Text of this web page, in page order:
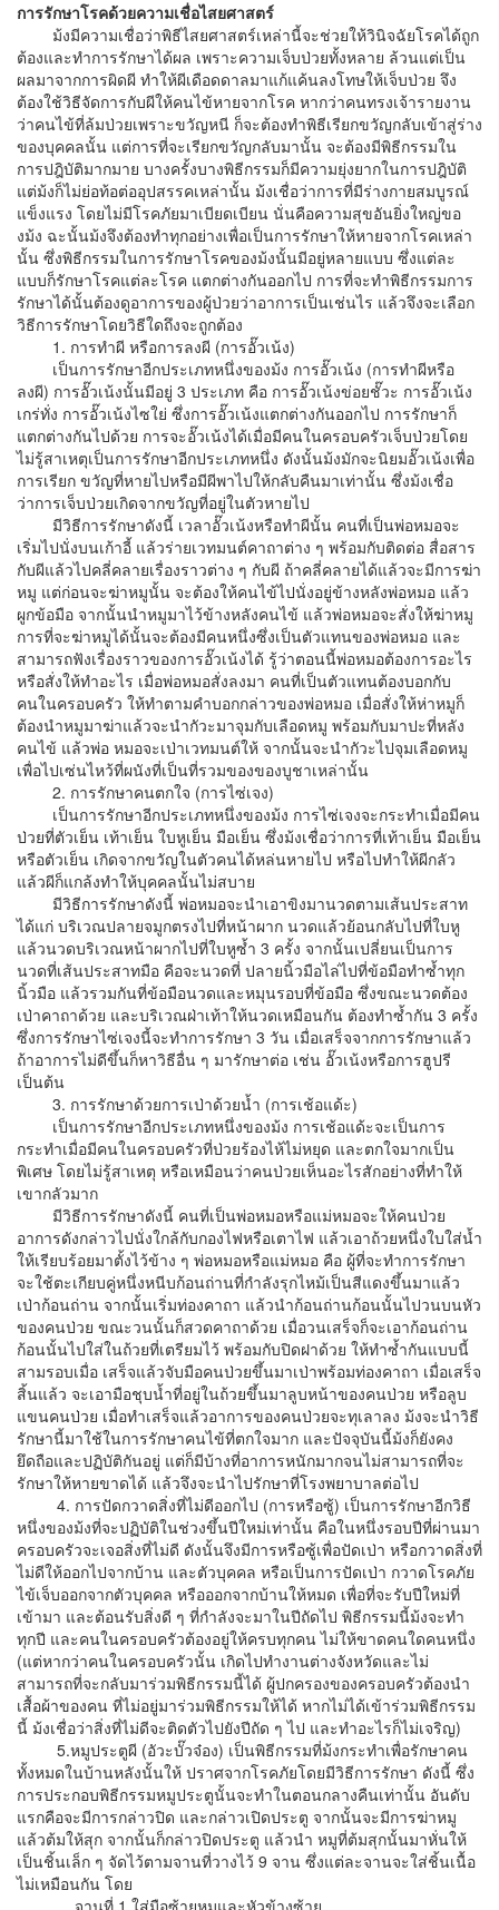
การรักษาโรคด้วยความเชื่อไสยศาสตร์
ม้งมีความเชื่อว่าพิธีไสยศาสตร์เหล่านี้จะช่วยให้วินิจฉัยโรคได้ถูก
ต้องและทำการรักษาได้ผล เพราะความเจ็บป่วยทั้งหลาย ล้วนแต่เป็น
ผลมาจากการผิดผี ทำให้ผีเดือดดาลมาแก้แค้นลงโทษให้เจ็บป่วย จึง
ต้องใช้วิธีจัดการกับผีให้คนไข้หายจากโรค หากว่าคนทรงเจ้ารายงาน
ว่าคนไข้ที่ล้มป่วยเพราะขวัญหนี ก็จะต้องทำพิธีเรียกขวัญกลับเข้าสู่ร่าง
ของบุคคลนั้น แต่การที่จะเรียกขวัญกลับมานั้น จะต้องมีพิธีกรรมใน
การปฎิบัติมากมาย บางครั้งบางพิธีกรรมก็มีความยุ่งยากในการปฎิบัติ
แต่ม้งก็ไม่ย่อท้อต่ออุปสรรคเหล่านั้น ม้งเชื่อว่าการที่มีร่างกายสมบูรณ์
แข็งแรง โดยไม่มีโรคภัยมาเบียดเบียน นั่นคือความสุขอันยิ่งใหญ่ขอ
งม้ง ฉะนั้นม้งจึงต้องทำทุกอย่างเพื่อเป็นการรักษาให้หายจากโรคเหล่า
นั้น ซึ่งพิธีกรรมในการรักษาโรคของม้งนั้นมีอยู่หลายแบบ ซึ่งแต่ละ
แบบก็รักษาโรคแต่ละโรค แตกต่างกันออกไป การที่จะทำพิธีกรรมการ
รักษาได้นั้นต้องดูอาการของผู้ป่วยว่าอาการเป็นเช่นไร แล้วจึงจะเลือก
วิธีการรักษาโดยวิธีใดถึงจะถูกต้อง
1. การทำผี หรือการลงผี (การอั๊วเน้ง)
เป็นการรักษาอีกประเภทหนึ่งของม้ง การอั๊วเน้ง (การทำผีหรือ
ลงผี) การอั๊วเน้งนั้นมีอยู่ 3 ประเภท คือ การอั๊วเน้งข่อยชั๊วะ การอั๊วเน้ง
เกร่ทั่ง การอั๊วเน้งไซใย่ ซึ่งการอั๊วเน้งแตกต่างกันออกไป การรักษาก็
แตกต่างกันไปด้วย การจะอั๊วเน้งได้เมื่อมีคนในครอบครัวเจ็บป่วยโดย
ไม่รู้สาเหตุเป็นการรักษาอีกประเภทหนึ่ง ดังนั้นม้งมักจะนิยมอั๊วเน้งเพื่อ
การเรียก ขวัญที่หายไปหรือมีผีพาไปให้กลับคืนมาเท่านั้น ซึ่งม้งเชื่อ
ว่าการเจ็บป่วยเกิดจากขวัญที่อยู่ในตัวหายไป
มีวิธีการรักษาดังนี้ เวลาอั๊วเน้งหรือทำผีนั้น คนที่เป็นพ่อหมอจะ
เริ่มไปนั่งบนเก้าอี้ แล้วร่ายเวทมนต์คาถาต่าง ๆ พร้อมกับติดต่อ สื่อสาร
กับผีแล้วไปคลี่คลายเรื่องราวต่าง ๆ กับผี ถ้าคลี่คลายได้แล้วจะมีการฆ่า
หมู แต่ก่อนจะฆ่าหมูนั้น จะต้องให้คนไข้ไปนั่งอยู่ข้างหลังพ่อหมอ แล้ว
ผูกข้อมือ จากนั้นนำหมูมาไว้ข้างหลังคนไข้ แล้วพ่อหมอจะสั่งให้ฆ่าหมู
การที่จะฆ่าหมูได้นั้นจะต้องมีคนหนึ่งซึ่งเป็นตัวแทนของพ่อหมอ และ
สามารถฟังเรื่องราวของการอั๊วเน้งได้ รู้ว่าตอนนี้พ่อหมอต้องการอะไร
หรือสั่งให้ทำอะไร เมื่อพ่อหมอสั่งลงมา คนที่เป็นตัวแทนต้องบอกกับ
คนในครอบครัว ให้ทำตามคำบอกกล่าวของพ่อหมอ เมื่อสั่งให้ห่าหมูก็
ต้องนำหมูมาฆ่าแล้วจะนำกัวะมาจุมกับเลือดหมู พร้อมกับมาปะที่หลัง
คนไข้ แล้วพ่อ หมอจะเป่าเวทมนต์ให้ จากนั้นจะนำกัวะไปจุมเลือดหมู
เพื่อไปเซ่นไหว้ที่ผนังที่เป็นที่รวมของของบูชาเหล่านั้น
2. การรักษาคนตกใจ (การไซ่เจง)
เป็นการรักษาอีกประเภทหนึ่งของม้ง การไซ่เจงจะกระทำเมื่อมีคน
ป่วยที่ตัวเย็น เท้าเย็น ใบหูเย็น มือเย็น ซึ่งม้งเชื่อว่าการที่เท้าเย็น มือเย็น
หรือตัวเย็น เกิดจากขวัญในตัวคนได้หล่นหายไป หรือไปทำให้ผีกลัว
แล้วผีก็แกล้งทำให้บุคคลนั้นไม่สบาย
มีวิธีการรักษาดังนี้ พ่อหมอจะนำเอาขิงมานวดตามเส้นประสาท
ได้แก่ บริเวณปลายจมูกตรงไปที่หน้าผาก นวดแล้วย้อนกลับไปที่ใบหู
แล้วนวดบริเวณหน้าผากไปที่ใบหูซ้ำ 3 ครั้ง จากนั้นเปลี่ยนเป็นการ
นวดที่เส้นประสาทมือ คือจะนวดที่ ปลายนิ้วมือไล่ไปที่ข้อมือทำซ้ำทุก
นิ้วมือ แล้วรวมกันที่ข้อมือนวดและหมุนรอบที่ข้อมือ ซึ่งขณะนวดต้อง
เป่าคาถาด้วย และบริเวณฝ่าเท้าให้นวดเหมือนกัน ต้องทำซ้ำกัน 3 ครั้ง
ซึ่งการรักษาไซ่เจงนี้จะทำการรักษา 3 วัน เมื่อเสร็จจากการรักษาแล้ว
ถ้าอาการไม่ดีขึ้นก็หาวิธีอื่น ๆ มารักษาต่อ เช่น อั๊วเน้งหรือการฮูปรี
เป็นต้น
3. การรักษาด้วยการเป่าด้วยน้ำ (การเช้อแด้ะ)
เป็นการรักษาอีกประเภทหนึ่งของม้ง การเช้อแด้ะจะเป็นการ
กระทำเมื่อมีคนในครอบครัวที่ป่วยร้องไห้ไม่หยุด และตกใจมากเป็น
พิเศษ โดยไม่รู้สาเหตุ หรือเหมือนว่าคนป่วยเห็นอะไรสักอย่างที่ทำให้
เขากลัวมาก
มีวิธีการรักษาดังนี้ คนที่เป็นพ่อหมอหรือแม่หมอจะให้คนป่วย
อาการดังกล่าวไปนั่งใกล้กับกองไฟหรือเตาไฟ แล้วเอาถ้วยหนึ่งใบใส่น้ำ
ให้เรียบร้อยมาตั้งไว้ข้าง ๆ พ่อหมอหรือแม่หมอ คือ ผู้ที่จะทำการรักษา
จะใช้ตะเกียบคู่หนึ่งหนีบก้อนถ่านที่กำลังรุกไหม้เป็นสีแดงขึ้นมาแล้ว
เป่าก้อนถ่าน จากนั้นเริ่มท่องคาถา แล้วนำก้อนถ่านก้อนนั้นไปวนบนหัว
ของคนป่วย ขณะวนนั้นก็สวดคาถาด้วย เมื่อวนเสร็จก็จะเอาก้อนถ่าน
ก้อนนั้นไปใส่ในถ้วยที่เตรียมไว้ พร้อมกับปิดฝาด้วย ให้ทำซ้ำกันแบบนี้
สามรอบเมื่อ เสร็จแล้วจับมือคนป่วยขึ้นมาเป่าพร้อมท่องคาถา เมื่อเสร็จ
สิ้นแล้ว จะเอามือชุบน้ำที่อยู่ในถ้วยขึ้นมาลูบหน้าของคนป่วย หรือลูบ
แขนคนป่วย เมื่อทำเสร็จแล้วอาการของคนป่วยจะทุเลาลง ม้งจะนำวิธี
รักษานี้มาใช้ในการรักษาคนไข้ที่ตกใจมาก และปัจจุบันนี้ม้งก็ยังคง
ยึดถือและปฏิบัติกันอยู่ แต่ก็มีบ้างที่อาการหนักมากจนไม่สามารถที่จะ
รักษาให้หายขาดได้ แล้วจึงจะนำไปรักษาที่โรงพยาบาลต่อไป
4. การปัดกวาดสิ่งที่ไม่ดีออกไป (การหรือซู้) เป็นการรักษาอีกวิธี
หนึ่งของม้งที่จะปฏิบัติในช่วงขึ้นปีใหม่เท่านั้น คือในหนึ่งรอบปีที่ผ่านมา
ครอบครัวจะเจอสิ่งที่ไม่ดี ดังนั้นจึงมีการหรือซู้เพื่อปัดเป่า หรือกวาดสิ่งที่
ไม่ดีให้ออกไปจากบ้าน และตัวบุคคล หรือเป็นการปัดเป่า กวาดโรคภัย
ไข้เจ็บออกจากตัวบุคคล หรือออกจากบ้านให้หมด เพื่อที่จะรับปีใหม่ที่
เข้ามา และต้อนรับสิ่งดี ๆ ที่กำลังจะมาในปีถัดไป พิธีกรรมนี้ม้งจะทำ
ทุกปี และคนในครอบครัวต้องอยู่ให้ครบทุกคน ไม่ให้ขาดคนใดคนหนึ่ง
(แต่หากว่าคนในครอบครัวนั้น เกิดไปทำงานต่างจังหวัดและไม่
สามารถที่จะกลับมาร่วมพิธีกรรมนี้ได้ ผู้ปกครองของครอบครัวต้องนำ
เสื้อผ้าของคน ที่ไม่อยู่มาร่วมพิธีกรรมให้ได้ หากไม่ได้เข้าร่วมพิธีกรรม
นี้ ม้งเชื่อว่าสิ่งที่ไม่ดีจะติดตัวไปยังปีถัด ๆ ไป และทำอะไรก็ไม่เจริญ)
5.หมูประตูผี (อัวะบั๊วจ๋อง) เป็นพิธีกรรมที่ม้งกระทำเพื่อรักษาคน
ทั้งหมดในบ้านหลังนั้นให้ ปราศจากโรคภัยโดยมีวิธีการรักษา ดังนี้ ซึ่ง
การประกอบพิธีกรรมหมูประตูนั้นจะทำในตอนกลางคืนเท่านั้น อันดับ
แรกคือจะมีการกล่าวปิด และกล่าวเปิดประตู จากนั้นจะมีการฆ่าหมู
แล้วต้มให้สุก จากนั้นก็กล่าวปิดประตู แล้วนำ หมูที่ต้มสุกนั้นมาหั่นให้
เป็นชิ้นเล็ก ๆ จัดไว้ตามจานที่วางไว้ 9 จาน ซึ่งแต่ละจานจะใส่ชิ้นเนื้อ
ไม่เหมือนกัน โดย